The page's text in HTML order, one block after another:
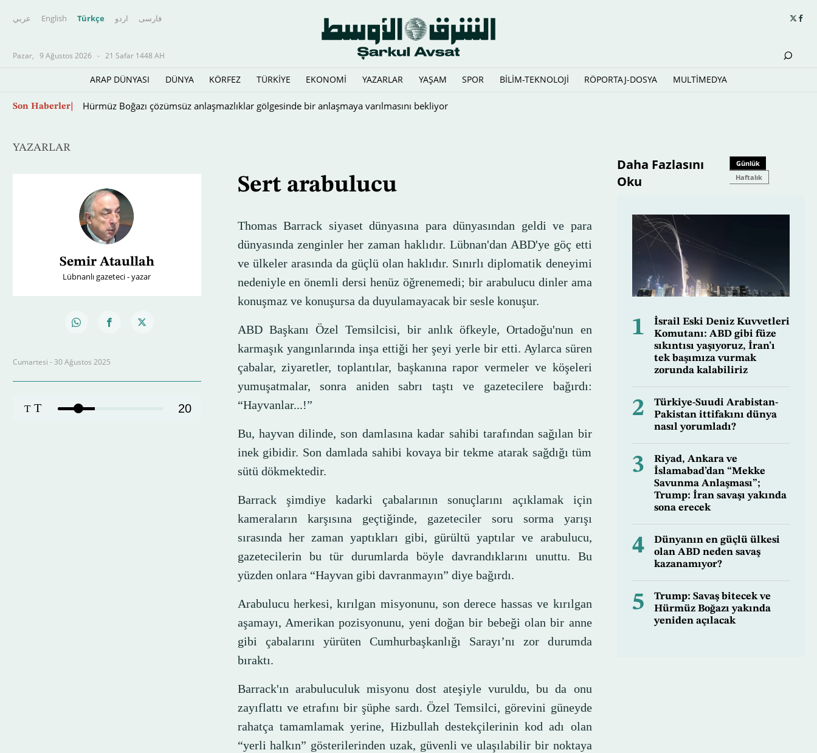
عربي English Türkçe اردو فارسى
Pazar, 9 Ağustos 2026 - 21 Safar 1448 AH
ARAP DÜNYASI DÜNYA KÖRFEZ TÜRKİYE EKONOMİ YAZARLAR YAŞAM SPOR BİLİM-TEKNOLOJİ RÖPORTAJ-DOSYA MULTİMEDYA
Son Haberler
YAZARLAR
Semir Ataullah
Lübnanlı gazeteci - yazar
Cumartesi - 30 Ağustos 2025
T T 20
Sert arabulucu
Thomas Barrack siyaset dünyasına para dünyasından geldi ve para
dünyasında zenginler her zaman haklıdır. Lübnan'dan ABD'ye göç etti
ve ülkeler arasında da güçlü olan haklıdır. Sınırlı diplomatik deneyimi
nedeniyle en önemli dersi henüz öğrenemedi; bir arabulucu dinler ama
konuşmaz ve konuşursa da duyulamayacak bir sesle konuşur.
ABD Başkanı Özel Temsilcisi, bir anlık öfkeyle, Ortadoğu'nun en
karmaşık yangınlarında inşa ettiği her şeyi yerle bir etti. Aylarca süren
çabalar, ziyaretler, toplantılar, başkanına rapor vermeler ve köşeleri
yumuşatmalar, sonra aniden sabrı taştı ve gazetecilere bağırdı:
“Hayvanlar...!”
Bu, hayvan dilinde, son damlasına kadar sahibi tarafından sağılan bir
inek gibidir. Son damlada sahibi kovaya bir tekme atarak sağdığı tüm
sütü dökmektedir.
Barrack şimdiye kadarki çabalarının sonuçlarını açıklamak için
kameraların karşısına geçtiğinde, gazeteciler soru sorma yarışı
sırasında her zaman yaptıkları gibi, gürültü yaptılar ve arabulucu,
gazetecilerin bu tür durumlarda böyle davrandıklarını unuttu. Bu
yüzden onlara “Hayvan gibi davranmayın” diye bağırdı.
Arabulucu herkesi, kırılgan misyonunu, son derece hassas ve kırılgan
aşamayı, Amerikan pozisyonunu, yeni doğan bir bebeği olan bir anne
gibi çabalarını yürüten Cumhurbaşkanlığı Sarayı’nı zor durumda
bıraktı.
Barrack'ın arabuluculuk misyonu dost ateşiyle vuruldu, bu da onu
zayıflattı ve etrafını bir şüphe sardı. Özel Temsilci, görevini güneyde
rahatça tamamlamak yerine, Hizbullah destekçilerinin kod adı olan
“yerli halkın” gösterilerinden uzak, güvenli ve ulaşılabilir bir noktaya
Daha Fazlasını
Oku
Günlük
Haftalık
1
İsrail Eski Deniz Kuvvetleri
Komutanı: ABD gibi füze
sıkıntısı yaşıyoruz, İran’ı
tek başımıza vurmak
zorunda kalabiliriz
2
Türkiye-Suudi Arabistan-
Pakistan ittifakını dünya
nasıl yorumladı?
3
Riyad, Ankara ve
İslamabad’dan “Mekke
Savunma Anlaşması”;
Trump: İran savaşı yakında
sona erecek
4
Dünyanın en güçlü ülkesi
olan ABD neden savaş
kazanamıyor?
5
Trump: Savaş bitecek ve
Hürmüz Boğazı yakında
yeniden açılacak